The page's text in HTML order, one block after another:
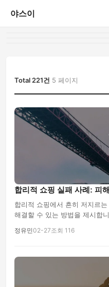
야스이
Total 221건 5 페이지
합리적 쇼핑 실패 사례: 피
합리적 쇼핑에서 흔히 저지르
해결할 수 있는 방법을 제시합
정유민02-27조회 116